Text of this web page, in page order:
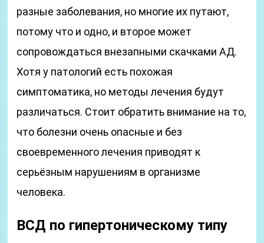
разные заболевания, но многие их путают,
потому что и одно, и второе может
сопровождаться внезапными скачками АД.
Хотя у патологий есть похожая
симптоматика, но методы лечения будут
различаться. Стоит обратить внимание на то,
что болезни очень опасные и без
своевременного лечения приводят к
серьёзным нарушениям в организме
человека.
ВСД по гипертоническому типу